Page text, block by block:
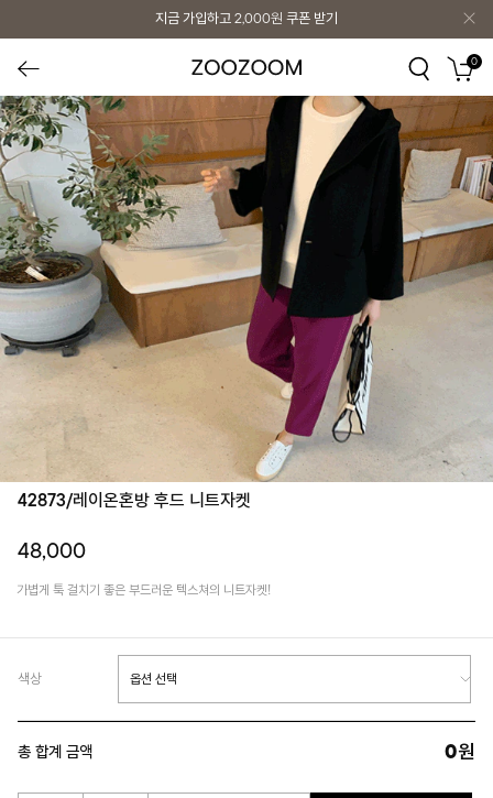
지금 가입하고 2,000원 쿠폰 받기
0
42873/레이온혼방 후드 니트자켓
48,000
가볍게 툭 걸치기 좋은 부드러운 텍스쳐의 니트자켓!
색상
총 합계 금액 0원